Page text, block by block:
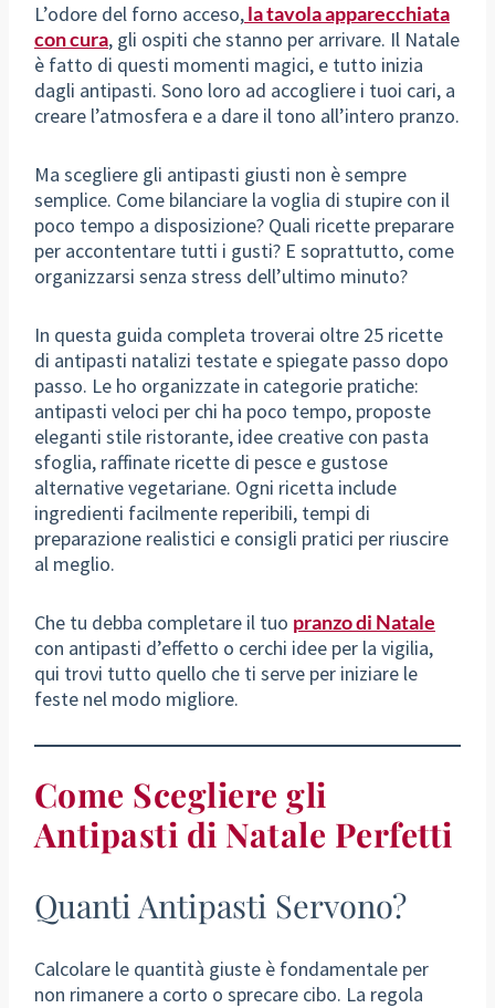
L’odore del forno acceso,la tavola apparecchiata
con cura, gli ospiti che stanno per arrivare. Il Natale
è fatto di questi momenti magici, e tutto inizia
dagli antipasti. Sono loro ad accogliere i tuoi cari, a
creare l’atmosfera e a dare il tono all’intero pranzo.
Ma scegliere gli antipasti giusti non è sempre
semplice. Come bilanciare la voglia di stupire con il
poco tempo a disposizione? Quali ricette preparare
per accontentare tutti i gusti? E soprattutto, come
organizzarsi senza stress dell’ultimo minuto?
In questa guida completa troverai oltre 25 ricette
di antipasti natalizi testate e spiegate passo dopo
passo. Le ho organizzate in categorie pratiche:
antipasti veloci per chi ha poco tempo, proposte
eleganti stile ristorante, idee creative con pasta
sfoglia, raffinate ricette di pesce e gustose
alternative vegetariane. Ogni ricetta include
ingredienti facilmente reperibili, tempi di
preparazione realistici e consigli pratici per riuscire
al meglio.
Che tu debba completare il tuo pranzo di Natale
con antipasti d’effetto o cerchi idee per la vigilia,
qui trovi tutto quello che ti serve per iniziare le
feste nel modo migliore.
Come Scegliere gli
Antipasti di Natale Perfetti
Quanti Antipasti Servono?
Calcolare le quantità giuste è fondamentale per
non rimanere a corto o sprecare cibo. La regola